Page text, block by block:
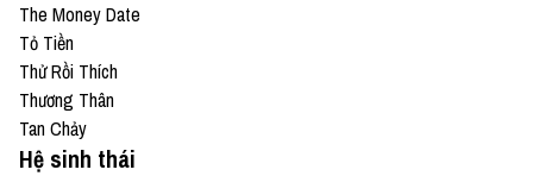
The Money Date
Tỏ Tiền
Thử Rồi Thích
Thương Thân
Tan Chảy
Hệ sinh thái